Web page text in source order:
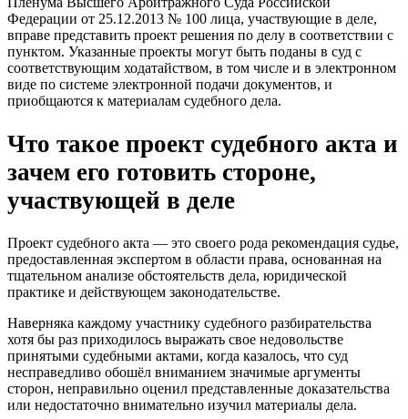
Федерации от 25.12.2013 № 100 лица, участвующие в деле,
вправе представить проект решения по делу в соответствии с
пунктом. Указанные проекты могут быть поданы в суд с
соответствующим ходатайством, в том числе и в электронном
виде по системе электронной подачи документов, и
приобщаются к материалам судебного дела.
Что такое проект судебного акта и
зачем его готовить стороне,
участвующей в деле
Проект судебного акта — это своего рода рекомендация судье,
предоставленная экспертом в области права, основанная на
тщательном анализе обстоятельств дела, юридической
практике и действующем законодательстве.
Наверняка каждому участнику судебного разбирательства
хотя бы раз приходилось выражать свое недовольстве
принятыми судебными актами, когда казалось, что суд
несправедливо обошёл вниманием значимые аргументы
сторон, неправильно оценил представленные доказательства
или недостаточно внимательно изучил материалы дела.